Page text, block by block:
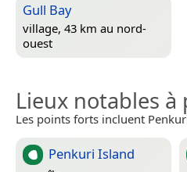
Gull Bay
village, 43 km au nord-
ouest
Lieux notables à
Les points forts incluent
Penkuri Island